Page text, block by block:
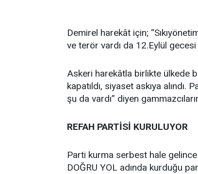
Demirel harekât için;
ve terör vardı da 12.Eylül
Askeri harekâtla birlikte ülkede
kapatıldı, siyaset askıya
şu da vardı” diyen
REFAH PARTİSİ KURULUYOR
Parti kurma serbest hale
DOĞRU YOL adında kurduğu